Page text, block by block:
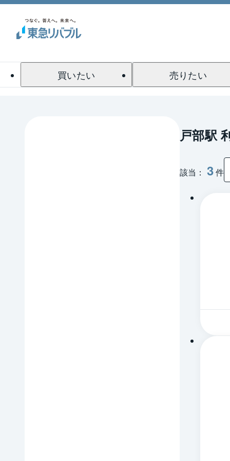
買いたい 売りたい
戸部駅
該当： 3件